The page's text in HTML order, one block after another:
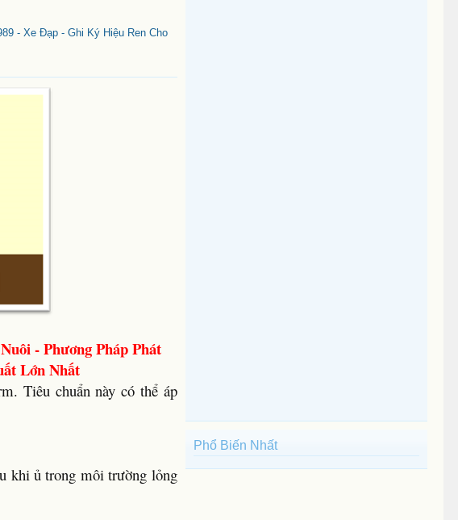
- Xe Đạp - Ghi Ký Hiệu Ren Cho
- Phương Pháp Phát
Lớn Nhất
Tiêu chuẩn này có thể áp
khi ủ trong môi trường lỏng
Phổ Biến Nhất